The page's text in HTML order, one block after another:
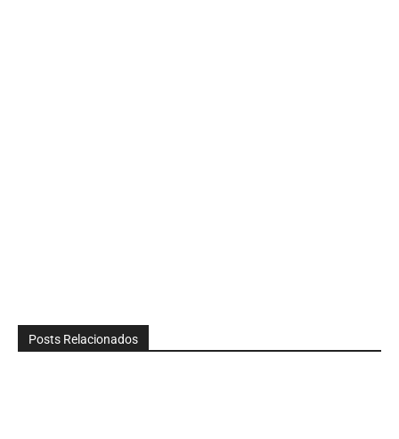
Posts Relacionados